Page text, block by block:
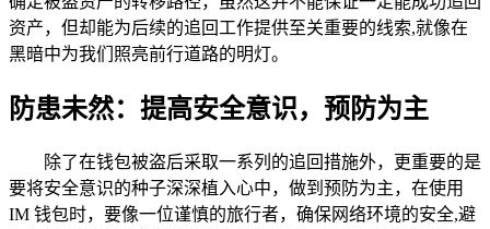
资产，但却能为后续的追回工作提供至关重要的线索,就像在
黑暗中为我们照亮前行道路的明灯。
防患未然：提高安全意识，预防为主
除了在钱包被盗后采取一系列的追回措施外，更重要的是
要将安全意识的种子深深植入心中，做到预防为主，在使用
IM 钱包时，要像一位谨慎的旅行者，确保网络环境的安全,避